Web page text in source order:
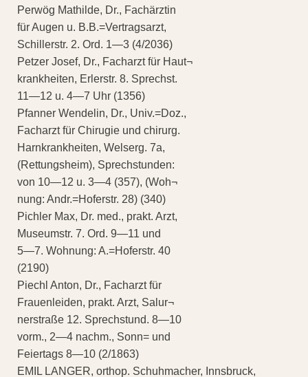
Perwög Mathilde, Dr., Fachärztin
für Augen u. B.B.=Vertragsarzt,
Schillerstr. 2. Ord. 1—3 (4/2036)
Petzer Josef, Dr., Facharzt für Haut¬
krankheiten, Erlerstr. 8. Sprechst.
11—12 u. 4—7 Uhr (1356)
Pfanner Wendelin, Dr., Univ.=Doz.,
Facharzt für Chirugie und chirurg.
Harnkrankheiten, Welserg. 7a,
(Rettungsheim), Sprechstunden:
von 10—12 u. 3—4 (357), (Woh¬
nung: Andr.=Hoferstr. 28) (340)
Pichler Max, Dr. med., prakt. Arzt,
Museumstr. 7. Ord. 9—11 und
5—7. Wohnung: A.=Hoferstr. 40
(2190)
Piechl Anton, Dr., Facharzt für
Frauenleiden, prakt. Arzt, Salur¬
nerstraße 12. Sprechstund. 8—10
vorm., 2—4 nachm., Sonn= und
Feiertags 8—10 (2/1863)
EMIL LANGER, orthop. Schuhmacher, Innsbruck,